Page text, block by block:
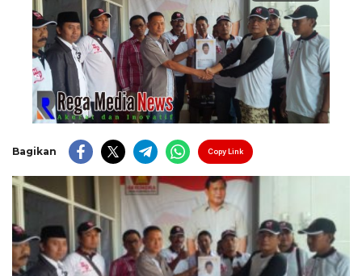
Bagikan Copy Link